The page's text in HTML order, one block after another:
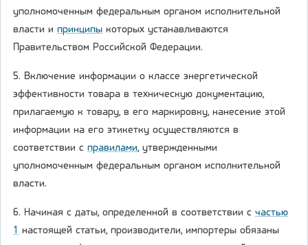
уполномоченным федеральным органом исполнительной
власти и принципы которых устанавливаются
Правительством Российской Федерации.
5. Включение информации о классе энергетической
эффективности товара в техническую документацию,
прилагаемую к товару, в его маркировку, нанесение этой
информации на его этикетку осуществляются в
соответствии с правилами, утвержденными
уполномоченным федеральным органом исполнительной
власти.
6. Начиная с даты, определенной в соответствии с частью
1 настоящей статьи, производители, импортеры обязаны